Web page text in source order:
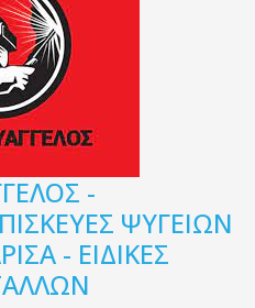
-
ΨΥΓΕΙΩΝ
- ΕΙΔΙΚΕΣ